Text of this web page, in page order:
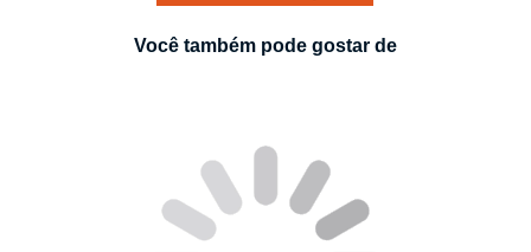
Você também pode gostar de